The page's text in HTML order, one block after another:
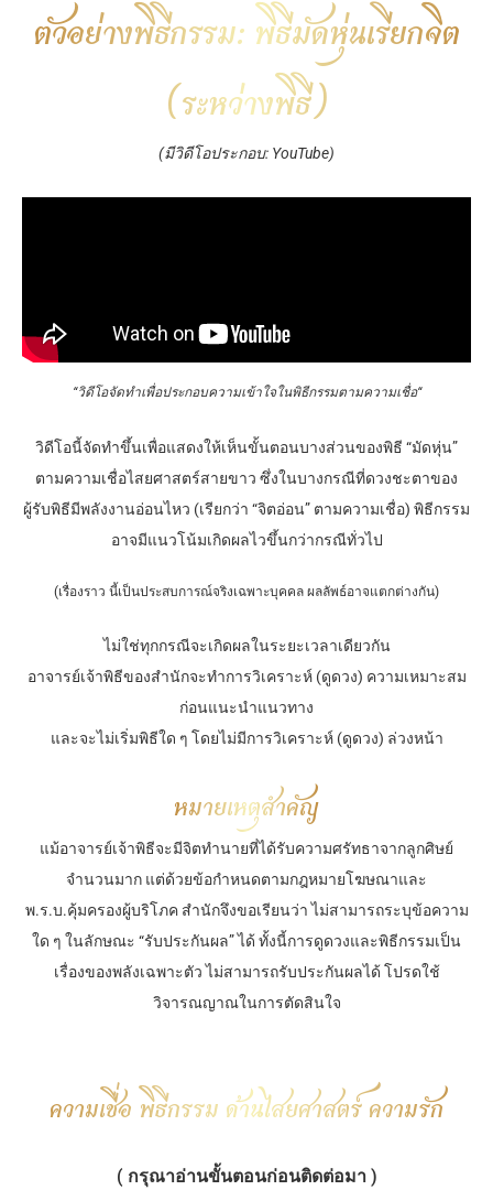
ตัวอย่างพิธีกรรม: พิธีมัดหุ่นเรียกจิต
(ระหว่างพิธี)
(มีวิดีโอประกอบ: YouTube)
“วิดีโอจัดทำเพื่อประกอบความเข้าใจในพิธีกรรมตามความเชื่อ“
วิดีโอนี้จัดทำขึ้นเพื่อแสดงให้เห็นขั้นตอนบางส่วนของพิธี “มัดหุ่น”
ตามความเชื่อไสยศาสตร์สายขาว ซึ่งในบางกรณีที่ดวงชะตาของ
ผู้รับพิธีมีพลังงานอ่อนไหว (เรียกว่า “จิตอ่อน” ตามความเชื่อ) พิธีกรรม
อาจมีแนวโน้มเกิดผลไวขึ้นกว่ากรณีทั่วไป
(เรื่องราว นี้เป็นประสบการณ์จริงเฉพาะบุคคล ผลลัพธ์อาจแตกต่างกัน)
ไม่ใช่ทุกกรณีจะเกิดผลในระยะเวลาเดียวกัน
อาจารย์เจ้าพิธีของสำนักจะทำการวิเคราะห์ (ดูดวง) ความเหมาะสม
ก่อนแนะนำแนวทาง
และจะไม่เริ่มพิธีใด ๆ โดยไม่มีการวิเคราะห์ (ดูดวง) ล่วงหน้า
หมายเหตุสำคัญ
แม้อาจารย์เจ้าพิธีจะมีจิตทำนายที่ได้รับความศรัทธาจากลูกศิษย์
จำนวนมาก แต่ด้วยข้อกำหนดตามกฎหมายโฆษณาและ
พ.ร.บ.คุ้มครองผู้บริโภค สำนักจึงขอเรียนว่า ไม่สามารถระบุข้อความ
ใด ๆ ในลักษณะ “รับประกันผล” ได้ ทั้งนี้การดูดวงและพิธีกรรมเป็น
เรื่องของพลังเฉพาะตัว ไม่สามารถรับประกันผลได้ โปรดใช้
วิจารณญาณในการตัดสินใจ
ความเชื่อ พิธีกรรม ด้านไสยศาสตร์ ความรัก
( กรุณาอ่านขั้นตอนก่อนติดต่อมา )